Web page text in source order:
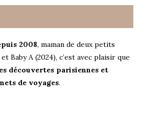
2008, maman de deux petits
Baby A (2024), c’est avec plaisir que
découvertes parisiennes et
de voyages.